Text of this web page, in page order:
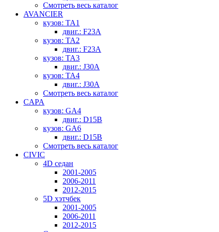
Смотреть весь каталог
AVANCIER
кузов: TA1
двиг.: F23A
кузов: TA2
двиг.: F23A
кузов: TA3
двиг.: J30A
кузов: TA4
двиг.: J30A
Смотреть весь каталог
CAPA
кузов: GA4
двиг.: D15B
кузов: GA6
двиг.: D15B
Смотреть весь каталог
CIVIC
4D седан
2001-2005
2006-2011
2012-2015
5D хэтчбек
2001-2005
2006-2011
2012-2015